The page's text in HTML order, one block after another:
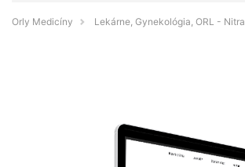
Orly Medicíny Lekárne, Gynekológia, ORL - Nitra